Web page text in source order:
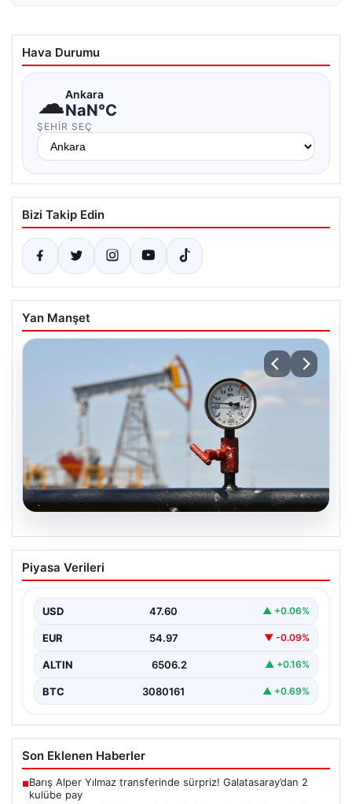
Hava Durumu
☁Ankara
NaN°C
ŞEHIR SEÇ
Bizi Takip Edin
Yan Manşet
Petrol fiyatları 25 Mayıs: Petrol fiyatları
düştü mü, ne kadar oldu? Brent petrol
Piyasa Verileri
USD 47.60 ▲ +0.06%
EUR 54.97 ▼ -0.09%
ALTIN 6506.2 ▲ +0.16%
BTC 3080161 ▲ +0.69%
Son Eklenen Haberler
■Barış Alper Yılmaz transferinde sürpriz! Galatasaray’dan 2
kulübe pay